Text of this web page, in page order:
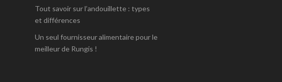
Tout savoir sur l’andouillette : types
et différences
Un seul fournisseur alimentaire pour le
meilleur de Rungis !